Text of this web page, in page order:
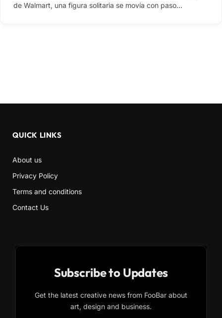
de Walmart, una figura solitaria se movía con paso…
QUICK LINKS
About us
Privacy Policy
Terms and conditions
Contact Us
Subscribe to Updates
Get the latest creative news from FooBar about
art, design and business.